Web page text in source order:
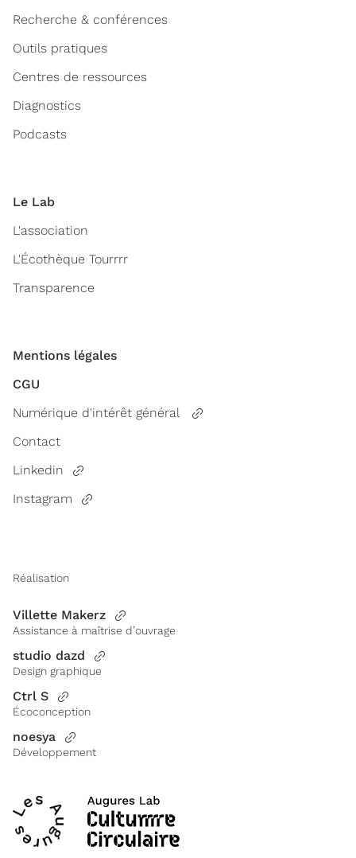
Recherche & conférences
Outils pratiques
Centres de ressources
Diagnostics
Podcasts
Le Lab
L'association
L'Écothèque Tourrrr
Transparence
Mentions légales
CGU
Numérique d'intérêt général
Contact
Linkedin
Instagram
Réalisation
Villette Makerz
Assistance à maîtrise d’ouvrage
studio dazd
Design graphique
Ctrl S
Écoconception
noesya
Développement